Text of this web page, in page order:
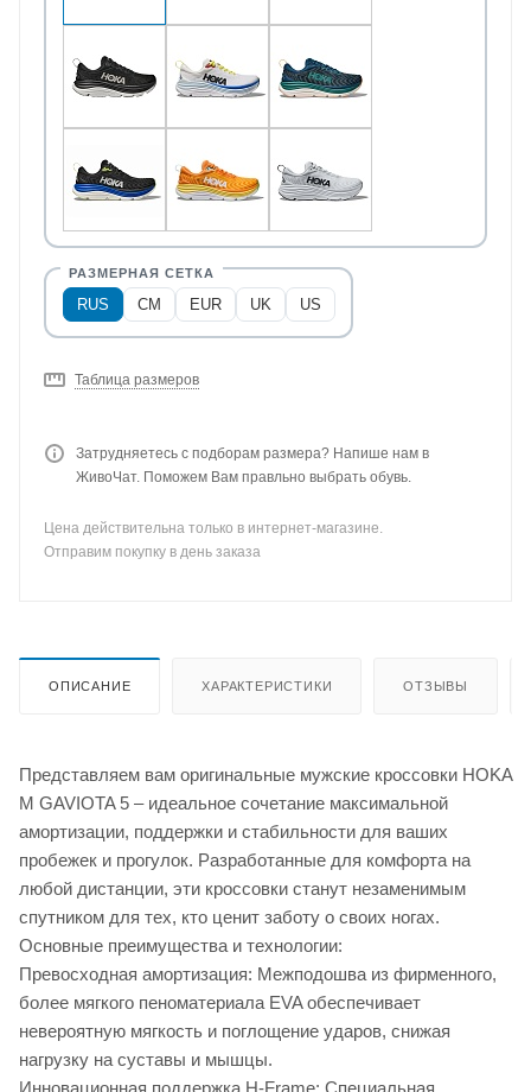
RUS CM EUR UK US
Таблица размеров
Затрудняетесь с подборам размера? Напише нам в
ЖивоЧат. Поможем Вам правльно выбрать обувь.
Цена действительна только в интернет-магазине.
Отправим покупку в день заказа
ОПИСАНИЕ ХАРАКТЕРИСТИКИ ОТЗЫВЫ
Представляем вам оригинальные мужские кроссовки HOKA
M GAVIOTA 5 – идеальное сочетание максимальной
амортизации, поддержки и стабильности для ваших
пробежек и прогулок. Разработанные для комфорта на
любой дистанции, эти кроссовки станут незаменимым
спутником для тех, кто ценит заботу о своих ногах.
Основные преимущества и технологии:
Превосходная амортизация: Межподошва из фирменного,
более мягкого пеноматериала EVA обеспечивает
невероятную мягкость и поглощение ударов, снижая
нагрузку на суставы и мышцы.
Инновационная поддержка H-Frame: Специальная